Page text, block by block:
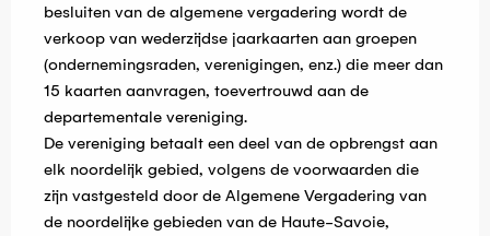
besluiten van de algemene vergadering wordt de
verkoop van wederzijdse jaarkaarten aan groepen
(ondernemingsraden, verenigingen, enz.) die meer dan
15 kaarten aanvragen, toevertrouwd aan de
departementale vereniging.
De vereniging betaalt een deel van de opbrengst aan
elk noordelijk gebied, volgens de voorwaarden die
zijn vastgesteld door de Algemene Vergadering van
de noordelijke gebieden van de Haute-Savoie,